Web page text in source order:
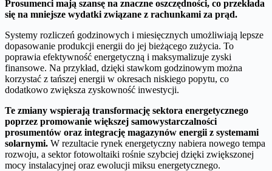
Prosumenci mają szansę na znaczne oszczędności, co przekłada
się na mniejsze wydatki związane z rachunkami za prąd.
Systemy rozliczeń godzinowych i miesięcznych umożliwiają lepsze
dopasowanie produkcji energii do jej bieżącego zużycia. To
poprawia efektywność energetyczną i maksymalizuje zyski
finansowe. Na przykład, dzięki stawkom godzinowym można
korzystać z tańszej energii w okresach niskiego popytu, co
dodatkowo zwiększa zyskowność inwestycji.
Te zmiany wspierają transformację sektora energetycznego
poprzez promowanie większej samowystarczalności
prosumentów oraz integrację magazynów energii z systemami
solarnymi. W rezultacie rynek energetyczny nabiera nowego tempa
rozwoju, a sektor fotowoltaiki rośnie szybciej dzięki zwiększonej
mocy instalacyjnej oraz ewolucji miksu energetycznego.